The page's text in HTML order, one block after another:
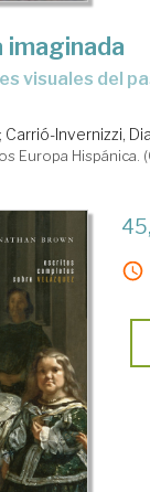
imaginada
; Carrió-Invernizzi,
Europa Hispánica.